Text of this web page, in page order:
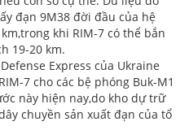
đạn 9M38 đời đầu của hệ
khi RIM-7 có thể bắn
19-20 km.
Express của Ukraine
7 cho các bệ phóng Buk-M1
này hiện nay,do kho dự trữ
chuyền sản xuất đạn của tổ